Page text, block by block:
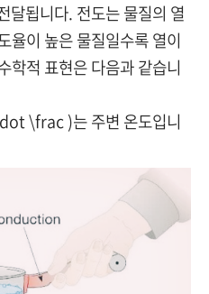
달됩니다. 전도는 물질의 열
율이 높은 물질일수록 열이
학적 표현은 다음과 같습니
\frac )는 주변 온도입니